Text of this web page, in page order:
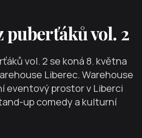
puberťáků vol. 2
vol. 2 se koná 8. května
Liberec. Warehouse
eventový prostor v Liberci
up comedy a kulturní